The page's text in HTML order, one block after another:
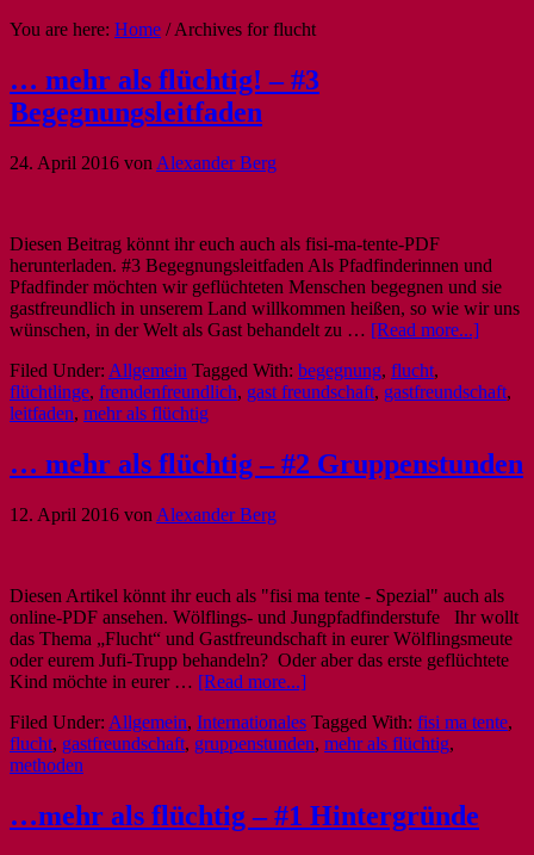
You are here: Home /Archives for flucht
… mehr als flüchtig! – #3
Begegnungsleitfaden
24. April 2016 von Alexander Berg
Diesen Beitrag könnt ihr euch auch als fisi-ma-tente-PDF
herunterladen. #3 Begegnungsleitfaden Als Pfadfinderinnen und
Pfadfinder möchten wir geflüchteten Menschen begegnen und sie
gastfreundlich in unserem Land willkommen heißen, so wie wir uns
wünschen, in der Welt als Gast behandelt zu … [Read more...]
Filed Under: Allgemein Tagged With: begegnung, flucht,
flüchtlinge, fremdenfreundlich, gast freundschaft, gastfreundschaft,
leitfaden, mehr als flüchtig
… mehr als flüchtig – #2 Gruppenstunden
12. April 2016 von Alexander Berg
Diesen Artikel könnt ihr euch als "fisi ma tente - Spezial" auch als
online-PDF ansehen. Wölflings- und Jungpfadfinderstufe Ihr wollt
das Thema „Flucht“ und Gastfreundschaft in eurer Wölflingsmeute
oder eurem Jufi-Trupp behandeln? Oder aber das erste geflüchtete
Kind möchte in eurer … [Read more...]
Filed Under: Allgemein, Internationales Tagged With: fisi ma tente,
flucht, gastfreundschaft, gruppenstunden, mehr als flüchtig,
methoden
…mehr als flüchtig – #1 Hintergründe